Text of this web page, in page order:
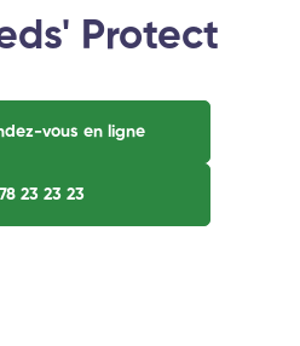
Protect
vous en ligne
23 23 23